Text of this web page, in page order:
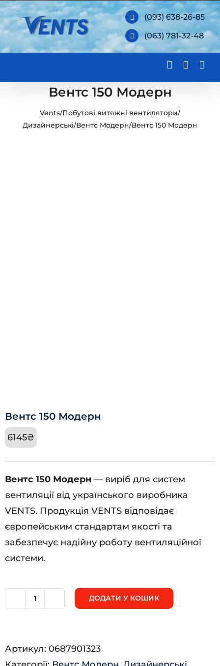
Skip
to
content
(093) 638-26-85
(063) 781-32-48
Вентс 150 Модерн
Vents/Побутові витяжні вентилятори/
Дизайнерські/Вентс Модерн/Вентс 150 Модерн
Вентс 150 Модерн
6145₴
Вентс 150 Модерн — виріб для систем
вентиляції від українського виробника
VENTS. Продукція VENTS відповідає
європейським стандартам якості та
забезпечує надійну роботу вентиляційної
системи.
кількість
ДОДАТИ У КОШИК
Артикул: 0687901323